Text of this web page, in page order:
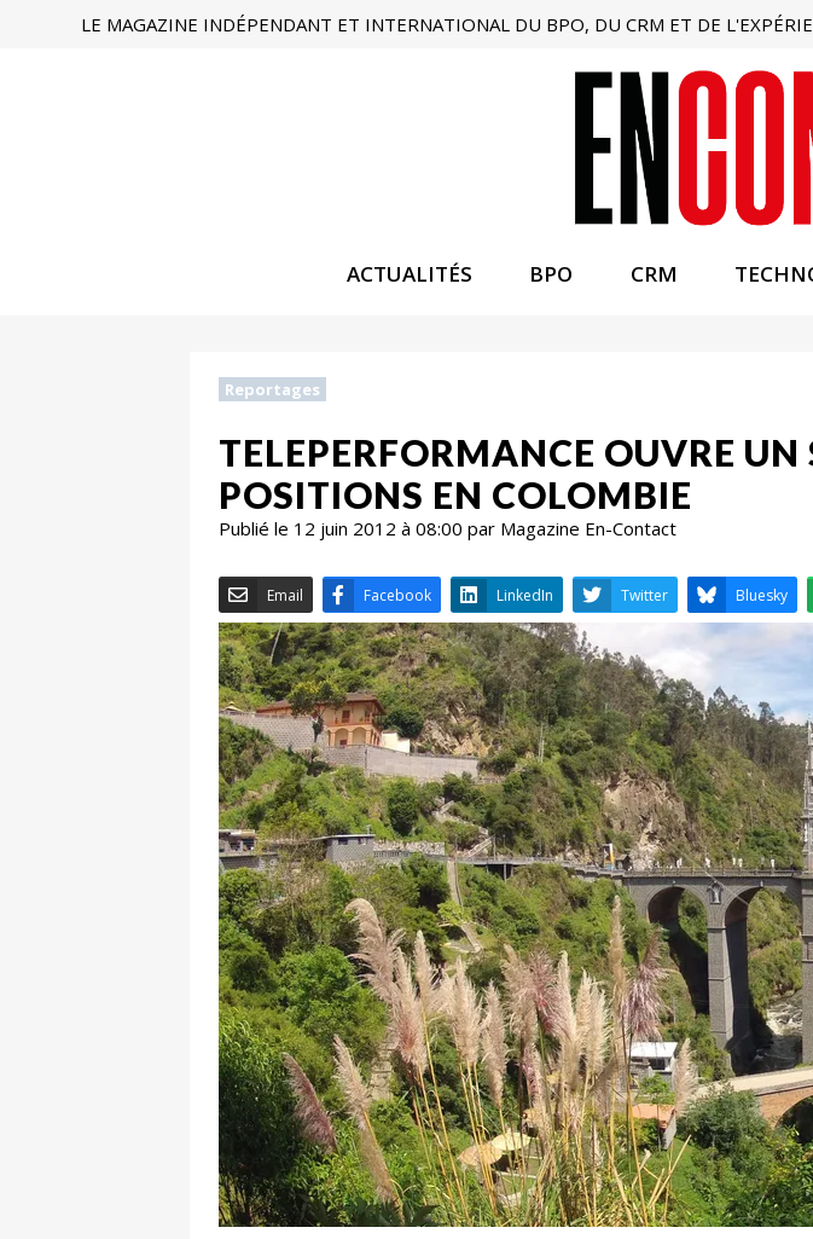
LE MAGAZINE INDÉPENDANT ET INTERNATIONAL DU BPO, DU CRM ET DE
ACTUALITÉS BPO CRM
Reportages
TELEPERFORMANCE OUVRE UN
POSITIONS EN COLOMBIE
Publié le 12 juin 2012 à 08:00 par Magazine En-Contact
Email Facebook LinkedIn